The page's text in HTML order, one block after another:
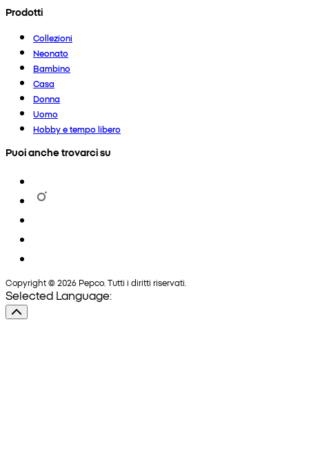
Prodotti
Collezioni
Neonato
Bambino
Casa
Donna
Uomo
Hobby e tempo libero
Puoi anche trovarci su
Copyright © 2026 Pepco. Tutti i diritti riservati.
Selected Language: